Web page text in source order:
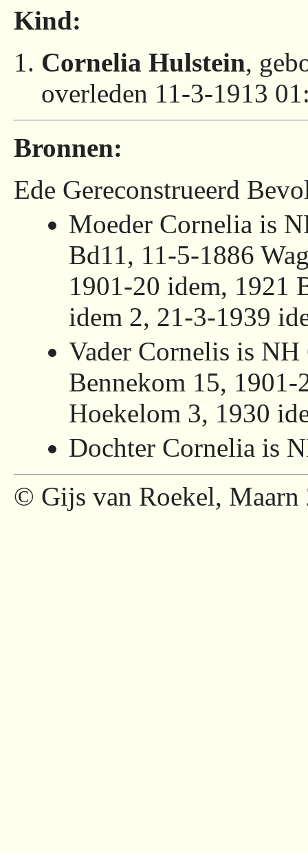
Kind:
Cornelia Hulstein,
overleden 11-3-1913
Bronnen:
Ede Gereconstrueerd
Moeder Cornelia is
Bd11, 11-5-1886
1901-20 idem, 1921
idem 2, 21-3-1939
Vader Cornelis is
Bennekom 15,
Hoekelom 3, 1930
Dochter Cornelia is
© Gijs van Roekel, Maarn